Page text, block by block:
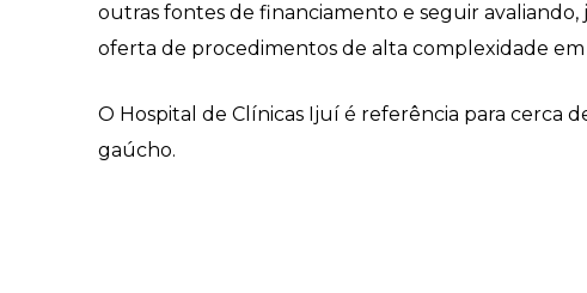
outras fontes de financiamento e seguir avaliando,
oferta de procedimentos de alta complexidade
O Hospital de Clínicas Ijuí é referência para cerca
gaúcho.